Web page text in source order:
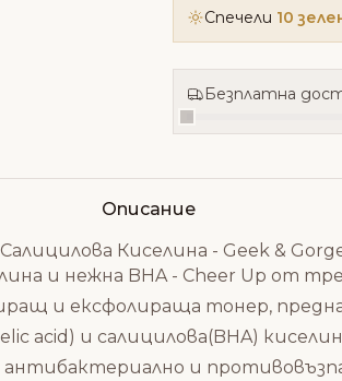
Спечели 10
Безплатна
Описание
Киселина - Geek &
и нежна BHA - Cheer Up от
и ексфолираща тонер,
acid) и салицилова(BHA)
и